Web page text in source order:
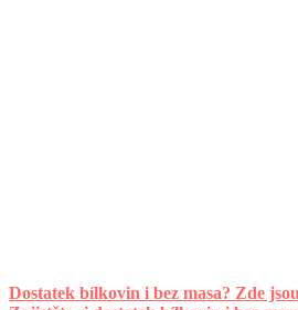
Dostatek bílkovin i bez masa? Zde